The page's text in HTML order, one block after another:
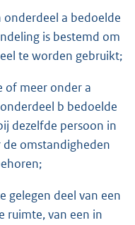
onderdeel a bedoelde
is bestemd om
te worden gebruikt;
of meer onder a
b bedoelde
dezelfde persoon in
de omstandigheden
gelegen deel van een
ruimte, van een in